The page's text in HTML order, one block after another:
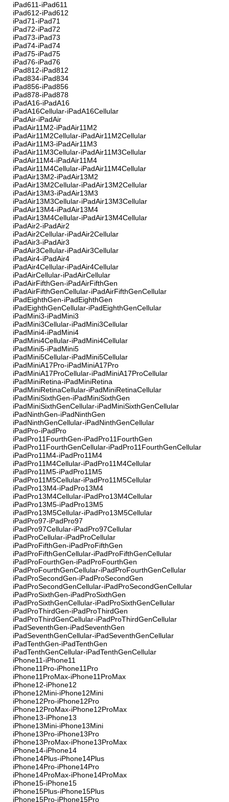
iPad611-iPad611
iPad612-iPad612
iPad71-iPad71
iPad72-iPad72
iPad73-iPad73
iPad74-iPad74
iPad75-iPad75
iPad76-iPad76
iPad812-iPad812
iPad834-iPad834
iPad856-iPad856
iPad878-iPad878
iPadA16-iPadA16
iPadA16Cellular-iPadA16Cellular
iPadAir-iPadAir
iPadAir11M2-iPadAir11M2
iPadAir11M2Cellular-iPadAir11M2Cellular
iPadAir11M3-iPadAir11M3
iPadAir11M3Cellular-iPadAir11M3Cellular
iPadAir11M4-iPadAir11M4
iPadAir11M4Cellular-iPadAir11M4Cellular
iPadAir13M2-iPadAir13M2
iPadAir13M2Cellular-iPadAir13M2Cellular
iPadAir13M3-iPadAir13M3
iPadAir13M3Cellular-iPadAir13M3Cellular
iPadAir13M4-iPadAir13M4
iPadAir13M4Cellular-iPadAir13M4Cellular
iPadAir2-iPadAir2
iPadAir2Cellular-iPadAir2Cellular
iPadAir3-iPadAir3
iPadAir3Cellular-iPadAir3Cellular
iPadAir4-iPadAir4
iPadAir4Cellular-iPadAir4Cellular
iPadAirCellular-iPadAirCellular
iPadAirFifthGen-iPadAirFifthGen
iPadAirFifthGenCellular-iPadAirFifthGenCellular
iPadEighthGen-iPadEighthGen
iPadEighthGenCellular-iPadEighthGenCellular
iPadMini3-iPadMini3
iPadMini3Cellular-iPadMini3Cellular
iPadMini4-iPadMini4
iPadMini4Cellular-iPadMini4Cellular
iPadMini5-iPadMini5
iPadMini5Cellular-iPadMini5Cellular
iPadMiniA17Pro-iPadMiniA17Pro
iPadMiniA17ProCellular-iPadMiniA17ProCellular
iPadMiniRetina-iPadMiniRetina
iPadMiniRetinaCellular-iPadMiniRetinaCellular
iPadMiniSixthGen-iPadMiniSixthGen
iPadMiniSixthGenCellular-iPadMiniSixthGenCellular
iPadNinthGen-iPadNinthGen
iPadNinthGenCellular-iPadNinthGenCellular
iPadPro-iPadPro
iPadPro11FourthGen-iPadPro11FourthGen
iPadPro11FourthGenCellular-iPadPro11FourthGenCellular
iPadPro11M4-iPadPro11M4
iPadPro11M4Cellular-iPadPro11M4Cellular
iPadPro11M5-iPadPro11M5
iPadPro11M5Cellular-iPadPro11M5Cellular
iPadPro13M4-iPadPro13M4
iPadPro13M4Cellular-iPadPro13M4Cellular
iPadPro13M5-iPadPro13M5
iPadPro13M5Cellular-iPadPro13M5Cellular
iPadPro97-iPadPro97
iPadPro97Cellular-iPadPro97Cellular
iPadProCellular-iPadProCellular
iPadProFifthGen-iPadProFifthGen
iPadProFifthGenCellular-iPadProFifthGenCellular
iPadProFourthGen-iPadProFourthGen
iPadProFourthGenCellular-iPadProFourthGenCellular
iPadProSecondGen-iPadProSecondGen
iPadProSecondGenCellular-iPadProSecondGenCellular
iPadProSixthGen-iPadProSixthGen
iPadProSixthGenCellular-iPadProSixthGenCellular
iPadProThirdGen-iPadProThirdGen
iPadProThirdGenCellular-iPadProThirdGenCellular
iPadSeventhGen-iPadSeventhGen
iPadSeventhGenCellular-iPadSeventhGenCellular
iPadTenthGen-iPadTenthGen
iPadTenthGenCellular-iPadTenthGenCellular
iPhone11-iPhone11
iPhone11Pro-iPhone11Pro
iPhone11ProMax-iPhone11ProMax
iPhone12-iPhone12
iPhone12Mini-iPhone12Mini
iPhone12Pro-iPhone12Pro
iPhone12ProMax-iPhone12ProMax
iPhone13-iPhone13
iPhone13Mini-iPhone13Mini
iPhone13Pro-iPhone13Pro
iPhone13ProMax-iPhone13ProMax
iPhone14-iPhone14
iPhone14Plus-iPhone14Plus
iPhone14Pro-iPhone14Pro
iPhone14ProMax-iPhone14ProMax
iPhone15-iPhone15
iPhone15Plus-iPhone15Plus
iPhone15Pro-iPhone15Pro